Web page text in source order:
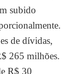
subido
de dívidas,
265 milhões.
R$ 30